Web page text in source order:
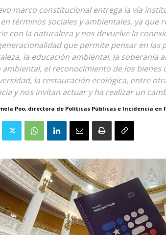
marco constitucional entrega la vía
términos sociales y ambientales, ya que
con la naturaleza y nos devuelve la
que permite pensar en las
la educación ambiental, la soberanía
ambiental, el reconocimiento de los bienes
la restauración ecológica, entre
y nos invitan actuar y ha realizar un
Poo, directora de Políticas Públicas e Incidencia en